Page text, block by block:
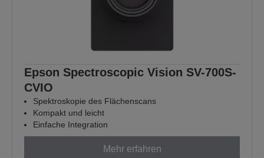
Epson Spectroscopic Vision SV-700S-
CVIO
Spektroskopie des Flächenscans
Kompakt und leicht
Einfache Integration
Mehr erfahren